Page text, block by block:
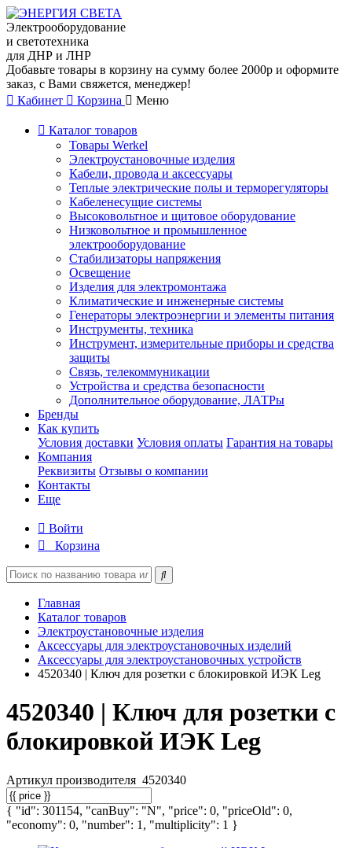
Электрооборудование
и светотехника
для ДНР и ЛНР
Добавьте товары в корзину на сумму более 2000р и оформите
заказ, с Вами свяжется, менеджер!
Кабинет
Корзина Меню
Каталог товаров
Товары Werkel
Электроустановочные изделия
Кабели, провода и аксессуары
Теплые электрические полы и терморегуляторы
Кабеленесущие системы
Высоковольтное и щитовое оборудование
Низковольтное и промышленное
электрооборудование
Стабилизаторы напряжения
Освещение
Изделия для электромонтажа
Климатические и инженерные системы
Генераторы электроэнергии и элементы питания
Инструменты, техника
Инструмент, измерительные приборы и средства
защиты
Связь, телекоммуникации
Устройства и средства безопасности
Дополнительное оборудование, ЛАТРы
Бренды
Как купить
Условия доставки Условия оплаты Гарантия на товары
Компания
Реквизиты Отзывы о компании
Контакты
Еще
Войти
Корзина
Главная
Каталог товаров
Электроустановочные изделия
Аксессуары для электроустановочных изделий
Аксессуары для электроустановочных устройств
4520340 | Ключ для розетки с блокировкой ИЭК Leg
4520340 | Ключ для розетки с
блокировкой ИЭК Leg
Артикул производителя 4520340
{ "id": 301154, "canBuy": "N", "price": 0, "priceOld": 0,
"economy": 0, "number": 1, "multiplicity": 1 }